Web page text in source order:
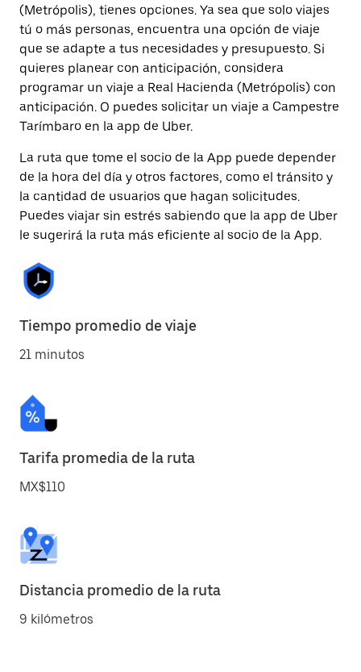
(Metrópolis), tienes opciones. Ya sea que solo viajes
tú o más personas, encuentra una opción de viaje
que se adapte a tus necesidades y presupuesto. Si
quieres planear con anticipación, considera
programar un viaje a Real Hacienda (Metrópolis) con
anticipación. O puedes solicitar un viaje a Campestre
Tarímbaro en la app de Uber.
La ruta que tome el socio de la App puede depender
de la hora del día y otros factores, como el tránsito y
la cantidad de usuarios que hagan solicitudes.
Puedes viajar sin estrés sabiendo que la app de Uber
le sugerirá la ruta más eficiente al socio de la App.
Tiempo promedio de viaje
21 minutos
Tarifa promedia de la ruta
MX$110
Distancia promedio de la ruta
9 kilómetros